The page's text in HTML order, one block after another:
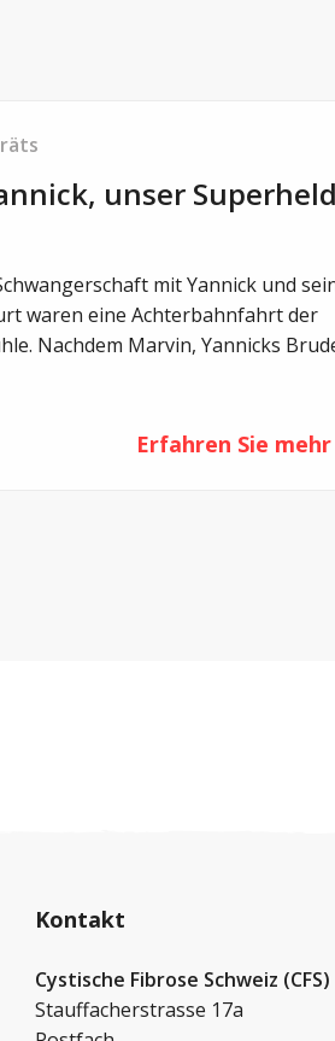
unser
mit Yannick und
waren eine Achterbahnfahrt der
Nachdem Marvin, Yannicks
wieder schwanger. Als die Ärzte auf
Erfahren Sie mehr
Kontakt
Cystische Fibrose Schweiz (CFS)
Stauffacherstrasse 17a